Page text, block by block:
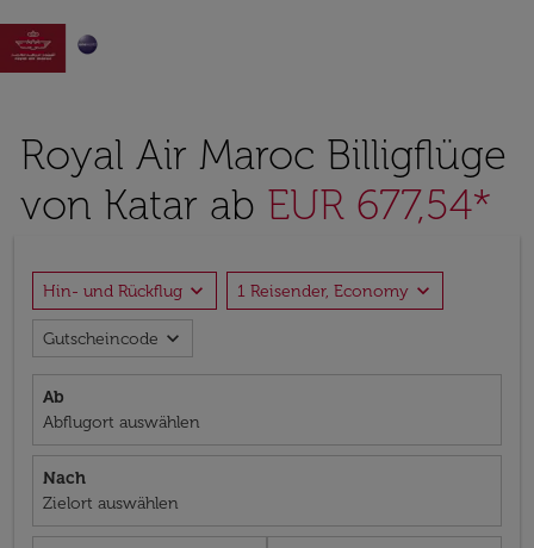

Royal Air Maroc Billigflüge
von Katar ab EUR 677,54*
Hin- und Rückflug expand_more 1 Reisender, Economy expand_more
Gutscheincode expand_more
Ab
Abflugort auswählen
Nach
Zielort auswählen